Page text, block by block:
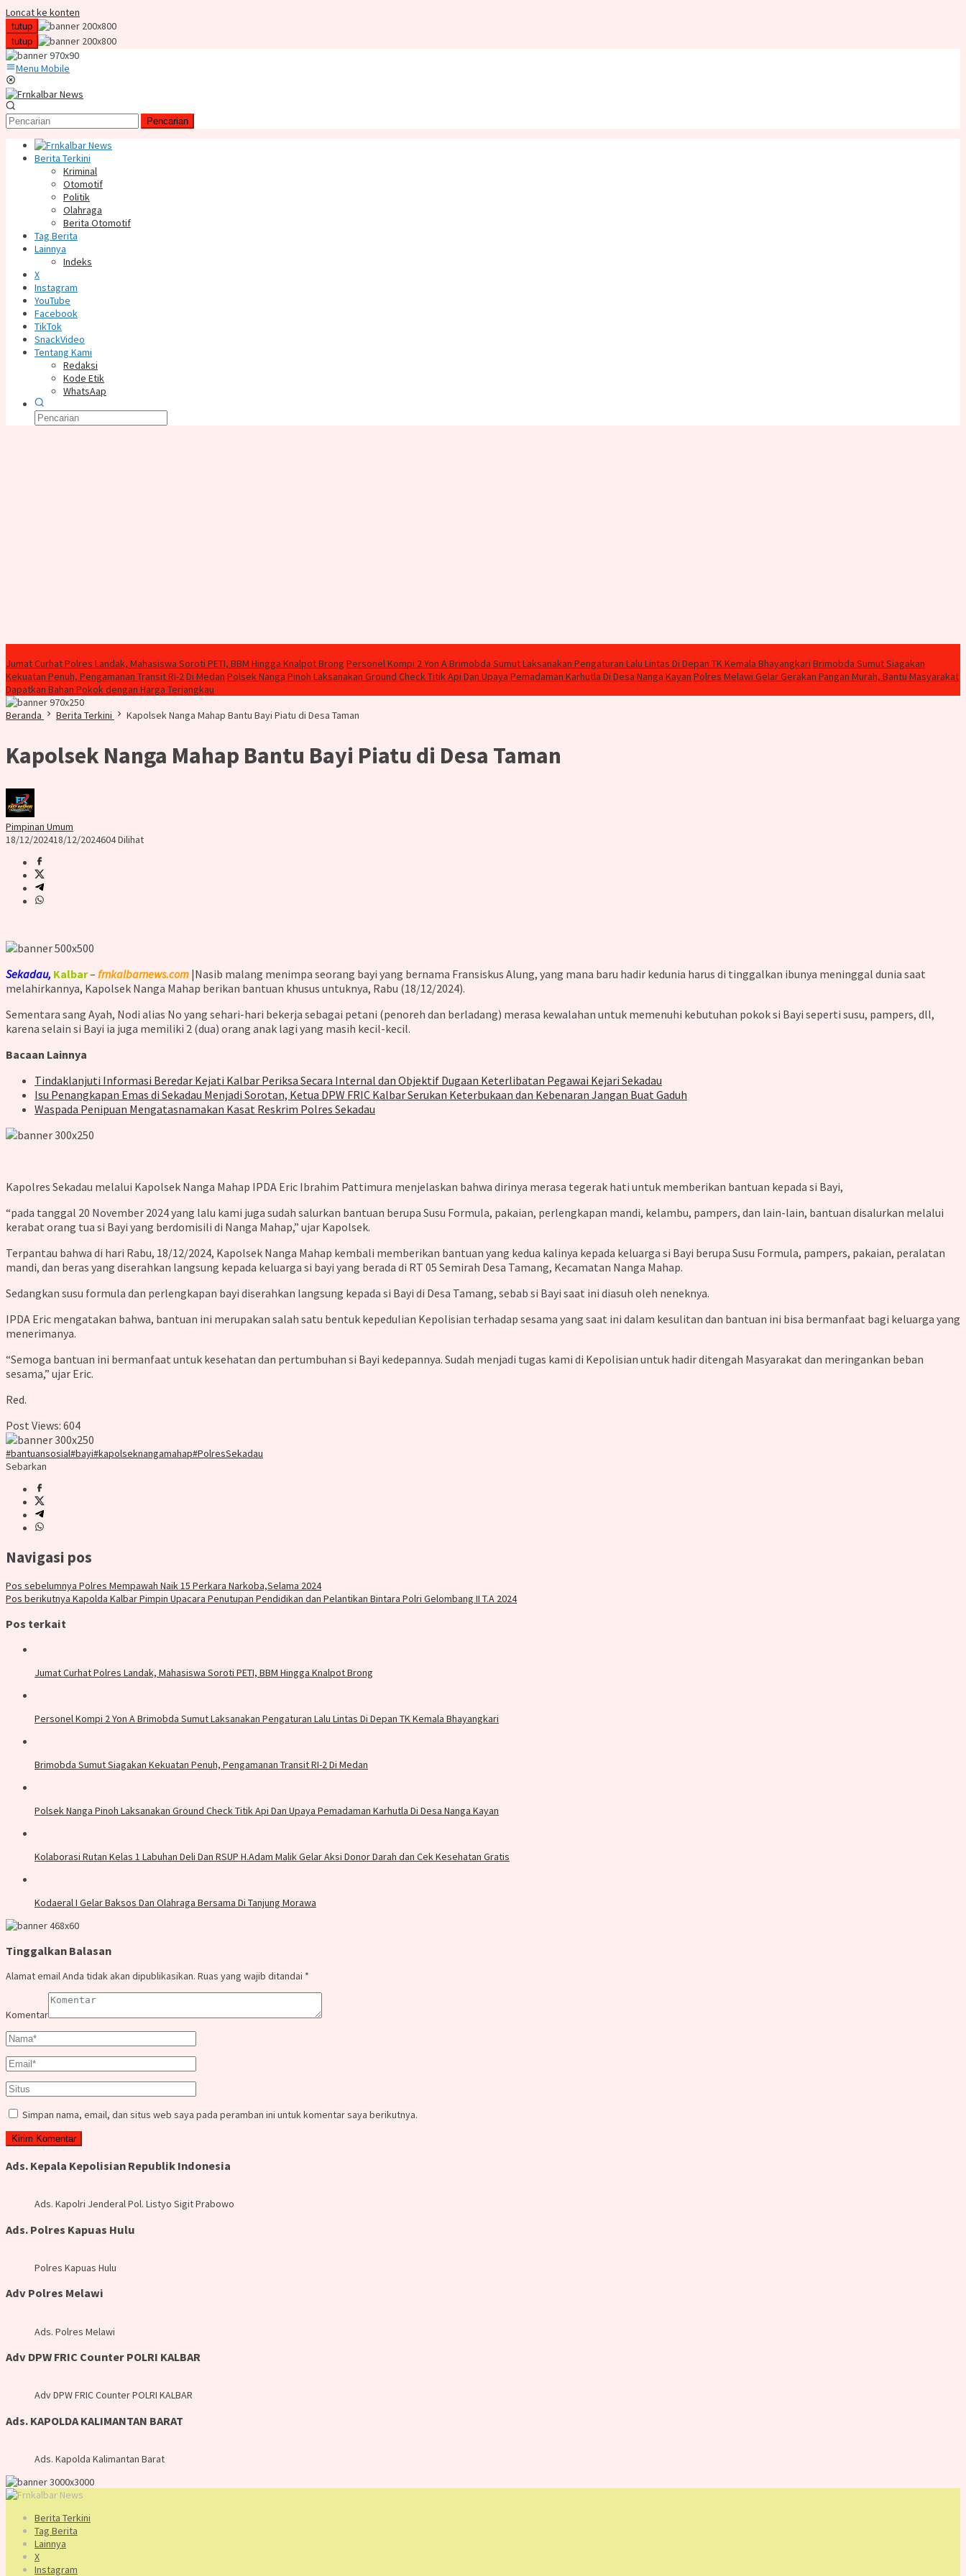
Loncat ke konten
tutup
tutup
Menu Mobile
Pencarian
Berita Terkini
Kriminal
Otomotif
Politik
Olahraga
Berita Otomotif
Tag Berita
Lainnya
Indeks
X
Instagram
YouTube
Facebook
TikTok
SnackVideo
Tentang Kami
Redaksi
Kode Etik
WhatsAap
Jumat Curhat Polres Landak, Mahasiswa Soroti PETI, BBM Hingga Knalpot Brong Personel Kompi 2 Yon A Brimobda Sumut Laksanakan Pengaturan Lalu Lintas Di Depan TK Kemala Bhayangkari Brimobda Sumut Siagakan
Kekuatan Penuh, Pengamanan Transit RI-2 Di Medan Polsek Nanga Pinoh Laksanakan Ground Check Titik Api Dan Upaya Pemadaman Karhutla Di Desa Nanga Kayan Polres Melawi Gelar Gerakan Pangan Murah, Bantu Masyarakat
Dapatkan Bahan Pokok dengan Harga Terjangkau
Beranda
Berita Terkini Kapolsek Nanga Mahap Bantu Bayi Piatu di Desa Taman
Kapolsek Nanga Mahap Bantu Bayi Piatu di Desa Taman
Pimpinan Umum
18/12/202418/12/2024604 Dilihat
Sekadau, Kalbar– frnkalbarnews.com |Nasib malang menimpa seorang bayi yang bernama Fransiskus Alung, yang mana baru hadir kedunia harus di tinggalkan ibunya meninggal dunia saat
melahirkannya, Kapolsek Nanga Mahap berikan bantuan khusus untuknya, Rabu (18/12/2024).
Sementara sang Ayah, Nodi alias No yang sehari-hari bekerja sebagai petani (penoreh dan berladang) merasa kewalahan untuk memenuhi kebutuhan pokok si Bayi seperti susu, pampers, dll,
karena selain si Bayi ia juga memiliki 2 (dua) orang anak lagi yang masih kecil-kecil.
Bacaan Lainnya
Tindaklanjuti Informasi Beredar Kejati Kalbar Periksa Secara Internal dan Objektif Dugaan Keterlibatan Pegawai Kejari Sekadau
Isu Penangkapan Emas di Sekadau Menjadi Sorotan, Ketua DPW FRIC Kalbar Serukan Keterbukaan dan Kebenaran Jangan Buat Gaduh
Waspada Penipuan Mengatasnamakan Kasat Reskrim Polres Sekadau
Kapolres Sekadau melalui Kapolsek Nanga Mahap IPDA Eric Ibrahim Pattimura menjelaskan bahwa dirinya merasa tegerak hati untuk memberikan bantuan kepada si Bayi,
“pada tanggal 20 November 2024 yang lalu kami juga sudah salurkan bantuan berupa Susu Formula, pakaian, perlengkapan mandi, kelambu, pampers, dan lain-lain, bantuan disalurkan melalui
kerabat orang tua si Bayi yang berdomisili di Nanga Mahap,” ujar Kapolsek.
Terpantau bahwa di hari Rabu, 18/12/2024, Kapolsek Nanga Mahap kembali memberikan bantuan yang kedua kalinya kepada keluarga si Bayi berupa Susu Formula, pampers, pakaian, peralatan
mandi, dan beras yang diserahkan langsung kepada keluarga si bayi yang berada di RT 05 Semirah Desa Tamang, Kecamatan Nanga Mahap.
Sedangkan susu formula dan perlengkapan bayi diserahkan langsung kepada si Bayi di Desa Tamang, sebab si Bayi saat ini diasuh oleh neneknya.
IPDA Eric mengatakan bahwa, bantuan ini merupakan salah satu bentuk kepedulian Kepolisian terhadap sesama yang saat ini dalam kesulitan dan bantuan ini bisa bermanfaat bagi keluarga yang
menerimanya.
“Semoga bantuan ini bermanfaat untuk kesehatan dan pertumbuhan si Bayi kedepannya. Sudah menjadi tugas kami di Kepolisian untuk hadir ditengah Masyarakat dan meringankan beban
sesama,” ujar Eric.
Red.
Post Views: 604
#bantuansosial#bayi#kapolseknangamahap#PolresSekadau
Sebarkan
Navigasi pos
Pos sebelumnya Polres Mempawah Naik 15 Perkara Narkoba,Selama 2024
Pos berikutnya Kapolda Kalbar Pimpin Upacara Penutupan Pendidikan dan Pelantikan Bintara Polri Gelombang II T.A 2024
Pos terkait
Jumat Curhat Polres Landak, Mahasiswa Soroti PETI, BBM Hingga Knalpot Brong
Personel Kompi 2 Yon A Brimobda Sumut Laksanakan Pengaturan Lalu Lintas Di Depan TK Kemala Bhayangkari
Brimobda Sumut Siagakan Kekuatan Penuh, Pengamanan Transit RI-2 Di Medan
Polsek Nanga Pinoh Laksanakan Ground Check Titik Api Dan Upaya Pemadaman Karhutla Di Desa Nanga Kayan
Kolaborasi Rutan Kelas 1 Labuhan Deli Dan RSUP H.Adam Malik Gelar Aksi Donor Darah dan Cek Kesehatan Gratis
Kodaeral I Gelar Baksos Dan Olahraga Bersama Di Tanjung Morawa
Tinggalkan Balasan
Alamat email Anda tidak akan dipublikasikan. Ruas yang wajib ditandai *
Komentar
Simpan nama, email, dan situs web saya pada peramban ini untuk komentar saya berikutnya.
Ads. Kepala Kepolisian Republik Indonesia
Ads. Kapolri Jenderal Pol. Listyo Sigit Prabowo
Ads. Polres Kapuas Hulu
Polres Kapuas Hulu
Adv Polres Melawi
Ads. Polres Melawi
Adv DPW FRIC Counter POLRI KALBAR
Adv DPW FRIC Counter POLRI KALBAR
Ads. KAPOLDA KALIMANTAN BARAT
Ads. Kapolda Kalimantan Barat
Berita Terkini
Tag Berita
Lainnya
X
Instagram